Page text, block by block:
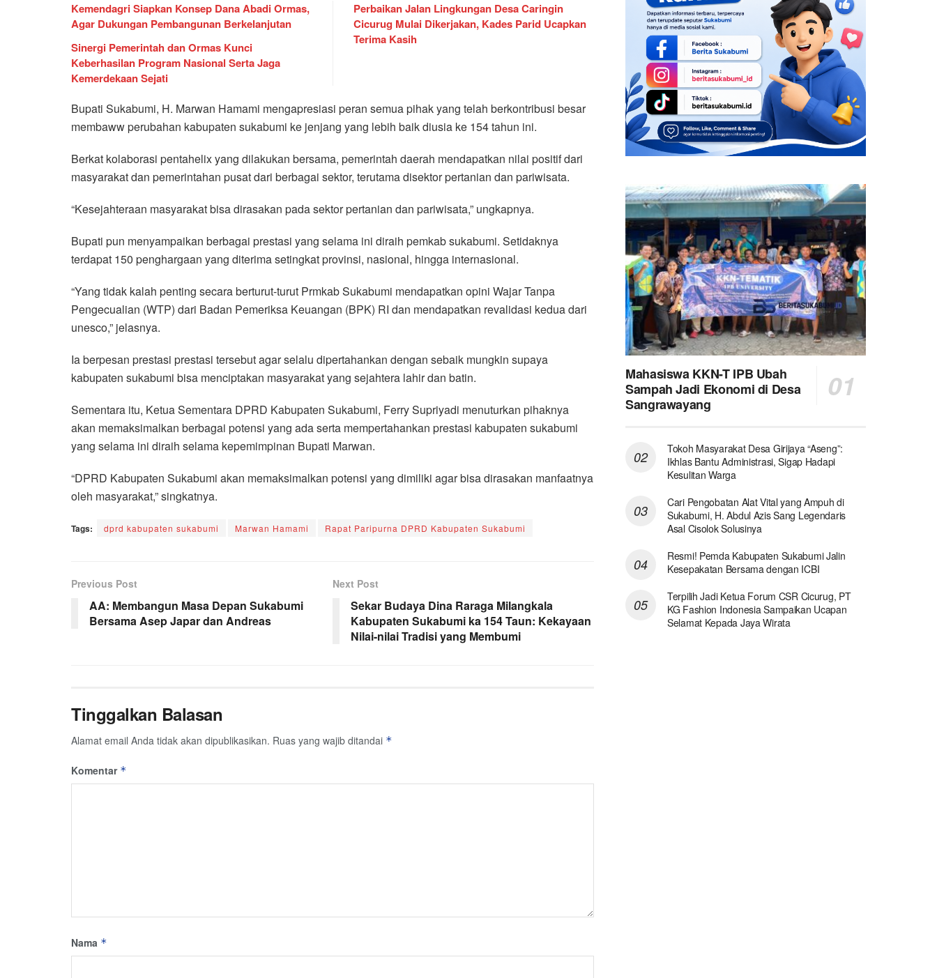
Kemendagri Siapkan Konsep Dana Abadi Ormas,
Agar Dukungan Pembangunan Berkelanjutan
Sinergi Pemerintah dan Ormas Kunci
Keberhasilan Program Nasional Serta Jaga
Kemerdekaan Sejati
Perbaikan Jalan Lingkungan Desa Caringin
Cicurug Mulai Dikerjakan, Kades Parid Ucapkan
Terima Kasih
Bupati Sukabumi, H. Marwan Hamami mengapresiasi peran semua pihak yang telah berkontribusi besar
membaww perubahan kabupaten sukabumi ke jenjang yang lebih baik diusia ke 154 tahun ini.
Berkat kolaborasi pentahelix yang dilakukan bersama, pemerintah daerah mendapatkan nilai positif dari
masyarakat dan pemerintahan pusat dari berbagai sektor, terutama disektor pertanian dan pariwisata.
“Kesejahteraan masyarakat bisa dirasakan pada sektor pertanian dan pariwisata,” ungkapnya.
Bupati pun menyampaikan berbagai prestasi yang selama ini diraih pemkab sukabumi. Setidaknya
terdapat 150 penghargaan yang diterima setingkat provinsi, nasional, hingga internasional.
“Yang tidak kalah penting secara berturut-turut Prmkab Sukabumi mendapatkan opini Wajar Tanpa
Pengecualian (WTP) dari Badan Pemeriksa Keuangan (BPK) RI dan mendapatkan revalidasi kedua dari
unesco,” jelasnya.
Ia berpesan prestasi prestasi tersebut agar selalu dipertahankan dengan sebaik mungkin supaya
kabupaten sukabumi bisa menciptakan masyarakat yang sejahtera lahir dan batin.
Sementara itu, Ketua Sementara DPRD Kabupaten Sukabumi, Ferry Supriyadi menuturkan pihaknya
akan memaksimalkan berbagai potensi yang ada serta mempertahankan prestasi kabupaten sukabumi
yang selama ini diraih selama kepemimpinan Bupati Marwan.
“DPRD Kabupaten Sukabumi akan memaksimalkan potensi yang dimiliki agar bisa dirasakan manfaatnya
oleh masyarakat,” singkatnya.
Tags: dprd kabupaten sukabumi Marwan Hamami Rapat Paripurna DPRD Kabupaten Sukabumi
Previous Post
AA: Membangun Masa Depan Sukabumi
Bersama Asep Japar dan Andreas
Next Post
Sekar Budaya Dina Raraga Milangkala
Kabupaten Sukabumi ka 154 Taun: Kekayaan
Nilai-nilai Tradisi yang Membumi
Tinggalkan Balasan
Alamat email Anda tidak akan dipublikasikan. Ruas yang wajib ditandai *
Komentar *
Nama *
Mahasiswa KKN-T IPB Ubah
Sampah Jadi Ekonomi di Desa
Sangrawayang
Tokoh Masyarakat Desa Girijaya “Aseng”:
Ikhlas Bantu Administrasi, Sigap Hadapi
Kesulitan Warga
Cari Pengobatan Alat Vital yang Ampuh di
Sukabumi, H. Abdul Azis Sang Legendaris
Asal Cisolok Solusinya
Resmi! Pemda Kabupaten Sukabumi Jalin
Kesepakatan Bersama dengan ICBI
Terpilih Jadi Ketua Forum CSR Cicurug, PT
KG Fashion Indonesia Sampaikan Ucapan
Selamat Kepada Jaya Wirata